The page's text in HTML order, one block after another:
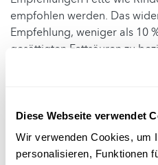
Diese Webseite verwendet
Wir verwenden Cookies, um
personalisieren, Funktionen
empfohlen werden. Das
Empfehlung, weniger als 10
gesättigten Fettsäuren zu
Infobox
Fleisch und
rotem und